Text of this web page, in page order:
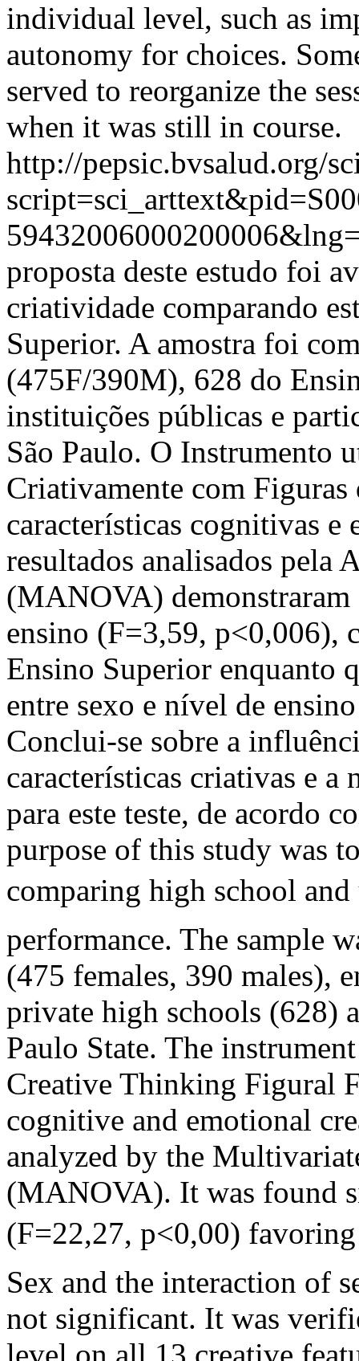
individual level, such as
autonomy for choices.
served to reorganize the
when it was still in course.
http://pepsic.bvsalud.org/
proposta deste estudo foi
criatividade comparando
Superior. A amostra foi
(475F/390M), 628 do
instituições públicas e
São Paulo. O Instrumento
Criativamente com Figuras
características cognitivas e
resultados analisados pela
(MANOVA)
ensino (F=3,59, p<0,006),
Ensino Superior enquanto
entre sexo e nível de
Conclui-se sobre a
características criativas e a
para este teste, de acordo
purpose of this study was
comparing high school and
performance. The sample
(475 females, 390 males),
private high schools (628)
Paulo State. The
Creative Thinking Figural
cognitive and emotional
analyzed by the
(MANOVA). It was found
(F=22,27, p<0,00) favoring
Sex and the interaction of
not significant. It was